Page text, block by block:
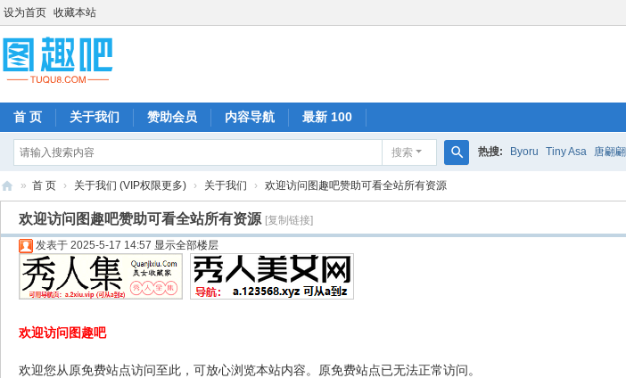
设为首页 收藏本站
首 页 关于我们 赞助会员 内容导航 最新 100
搜索
索
热搜: Byoru Tiny Asa 唐翩翩
趣
» 首 页 › 关于我们 (VIP权限更多) › 关于我们 › 欢迎访问图趣吧赞助可看全站所有资源
欢迎访问图趣吧赞助可看全站所有资源 [复制链接]
发表于 2025-5-17 14:57 显示全部楼层
欢迎访问图趣吧
欢迎您从原免费站点访问至此，可放心浏览本站内容。原免费站点已无法正常访问。